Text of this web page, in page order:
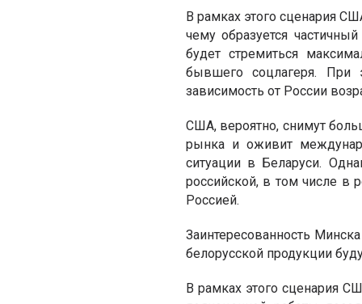
В рамках этого сценария
чему образуется
будет стремиться
бывшего соцлагеря. При
зависимость от России
США, вероятно, снимут
рынка и оживит
ситуации в Беларуси.
российской, в том числе в
Россией.
Заинтересованность
белорусской продукции
В рамках этого сценария